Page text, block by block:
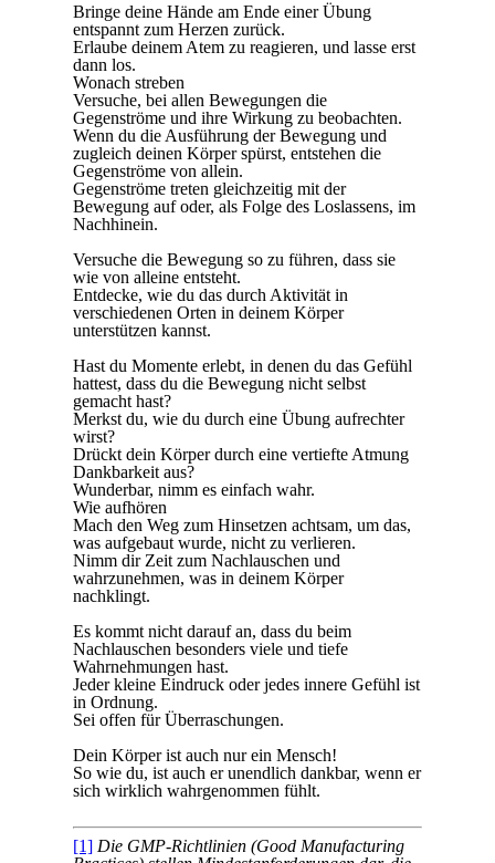
Bringe deine Hände am Ende einer Übung
entspannt zum Herzen zurück.
Erlaube deinem Atem zu reagieren, und lasse erst
dann los.
Wonach streben
Versuche, bei allen Bewegungen die
Gegenströme und ihre Wirkung zu beobachten.
Wenn du die Ausführung der Bewegung und
zugleich deinen Körper spürst, entstehen die
Gegenströme von allein.
Gegenströme treten gleichzeitig mit der
Bewegung auf oder, als Folge des Loslassens, im
Nachhinein.
Versuche die Bewegung so zu führen, dass sie
wie von alleine entsteht.
Entdecke, wie du das durch Aktivität in
verschiedenen Orten in deinem Körper
unterstützen kannst.
Hast du Momente erlebt, in denen du das Gefühl
hattest, dass du die Bewegung nicht selbst
gemacht hast?
Merkst du, wie du durch eine Übung aufrechter
wirst?
Drückt dein Körper durch eine vertiefte Atmung
Dankbarkeit aus?
Wunderbar, nimm es einfach wahr.
Wie aufhören
Mach den Weg zum Hinsetzen achtsam, um das,
was aufgebaut wurde, nicht zu verlieren.
Nimm dir Zeit zum Nachlauschen und
wahrzunehmen, was in deinem Körper
nachklingt.
Es kommt nicht darauf an, dass du beim
Nachlauschen besonders viele und tiefe
Wahrnehmungen hast.
Jeder kleine Eindruck oder jedes innere Gefühl ist
in Ordnung.
Sei offen für Überraschungen.
Dein Körper ist auch nur ein Mensch!
So wie du, ist auch er unendlich dankbar, wenn er
sich wirklich wahrgenommen fühlt.
[1] Die GMP-Richtlinien (Good Manufacturing